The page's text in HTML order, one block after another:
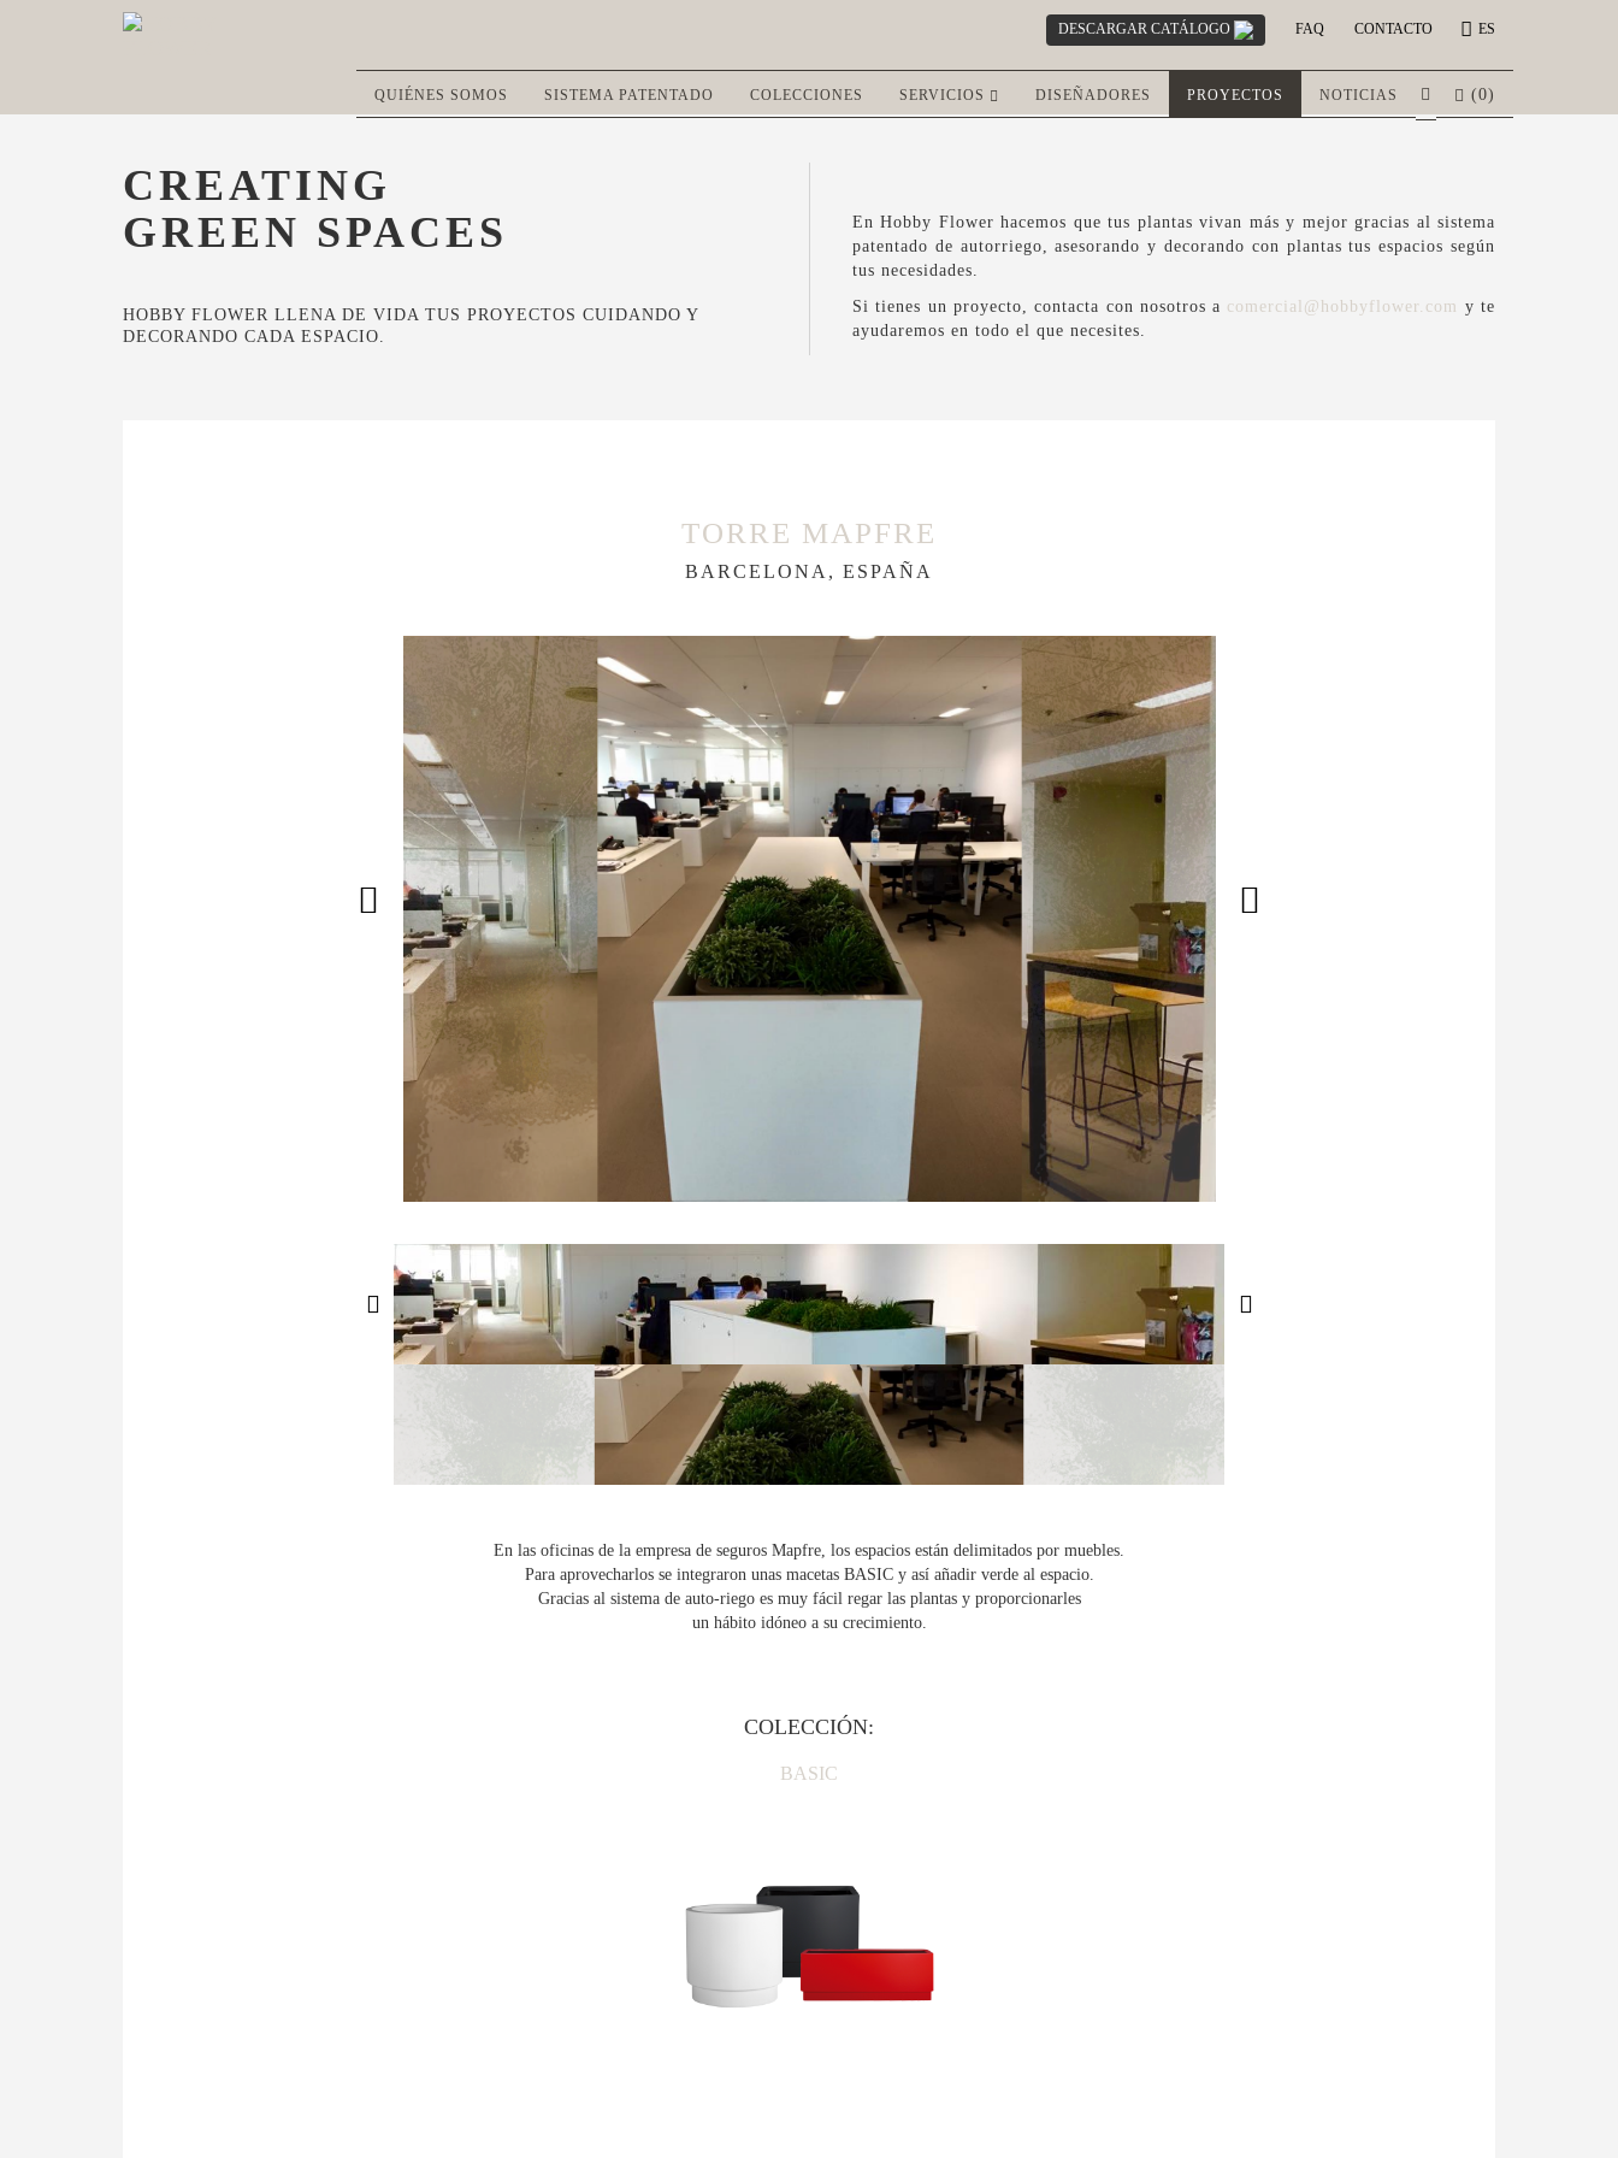
DESCARGAR CATÁLOGO FAQ CONTACTO ES
QUIÉNES SOMOS SISTEMA PATENTADO COLECCIONES SERVICIOS DISEÑADORES PROYECTOS NOTICIAS (0)
CREATING
GREEN SPACES
HOBBY FLOWER LLENA DE VIDA TUS PROYECTOS CUIDANDO Y
DECORANDO CADA ESPACIO.
En Hobby Flower hacemos que tus plantas vivan más y mejor gracias al sistema
patentado de autorriego, asesorando y decorando con plantas tus espacios según
tus necesidades.
Si tienes un proyecto, contacta con nosotros a comercial@hobbyflower.com y te
ayudaremos en todo el que necesites.
TORRE MAPFRE
BARCELONA, ESPAÑA
En las oficinas de la empresa de seguros Mapfre, los espacios están delimitados por muebles.
Para aprovecharlos se integraron unas macetas BASIC y así añadir verde al espacio.
Gracias al sistema de auto-riego es muy fácil regar las plantas y proporcionarles
un hábito idóneo a su crecimiento.
COLECCIÓN:
BASIC